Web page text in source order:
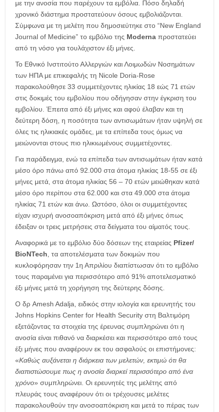
με την ανοσία που παρέχουν τα εμβόλια. Πόσο δηλαδή
χρονικό διάστημα προστατεύουν όσους εμβολιάζονται.
Σύμφωνα με τη μελέτη που δημοσιεύτηκε στο “New England
Journal of Medicine” το εμβόλιο της Moderna προστατεύει
από τη νόσο για τουλάχιστον έξι μήνες.
Το Εθνικό Ινστιτούτο Αλλεργιών και Λοιμωδών Νοσημάτων
των ΗΠΑ με επικεφαλής τη Nicole Doria-Rose
παρακολούθησε 33 συμμετέχοντες ηλικίας 18 εώς 71 ετών
στις δοκιμές του εμβολίου που οδήγησαν στην έγκριση του
εμβολίου. Έπειτα από έξι μήνες και αφού έλαβαν και τη
δεύτερη δόση, η ποσότητα των αντισωμάτων ήταν υψηλή σε
όλες τις ηλικιακές ομάδες, με τα επίπεδα τους όμως να
μειώνονται στους πιο ηλικιωμένους συμμετέχοντες.
Για παράδειγμα, ενώ τα επίπεδα των αντισωμάτων ήταν κατά
μέσο όρο πάνω από 92.000 στα άτομα ηλικίας 18-55 σε έξι
μήνες μετά, στα άτομα ηλικίας 56 – 70 ετών μειώθηκαν κατά
μέσο όρο περίπου στα 62.000 και στα 49.000 στα άτομα
ηλικίας 71 ετών και άνω. Ωστόσο, όλοι οι συμμετέχοντες
είχαν ισχυρή ανοσοαπόκριση μετά από έξι μήνες όπως
έδειξαν οι τρεις μετρήσεις στα δείγματα του αίματός τους.
Αναφορικά με το εμβόλιο δύο δόσεων της εταιρείας Pfizer/
BioNTech, τα αποτελέσματα των δοκιμών που
κυκλοφόρησαν την 1η Απριλίου διαπίστωσαν ότι το εμβόλιο
τους παραμένει για περισσότερο από 91% αποτελεσματικό
έξι μήνες μετά τη χορήγηση της δεύτερης δόσης.
Ο δρ Amesh Adalja, ειδικός στην ιολογία και ερευνητής του
Johns Hopkins Center for Health Security στη Βαλτιμόρη
εξετάζοντας τα στοιχεία της έρευνας συμπληρώνει ότι η
ανοσία είναι πιθανό να διαρκέσει και περισσότερο από τους
έξι μήνες που αναφέρουν εκ του ασφαλούς οι επιστήμονες:
«Καθώς αυξάνεται η διάρκεια των μελετών, εκτιμώ ότι θα
διαπιστώσουμε πως η ανοσία διαρκεί περισσότερο από ένα
χρόνο» συμπληρώνει. Οι ερευνητές της μελέτης από
πλευράς τους αναφέρουν ότι οι τρέχουσες μελέτες
παρακολουθούν την ανοσοαπόκριση και μετά το πέρας των